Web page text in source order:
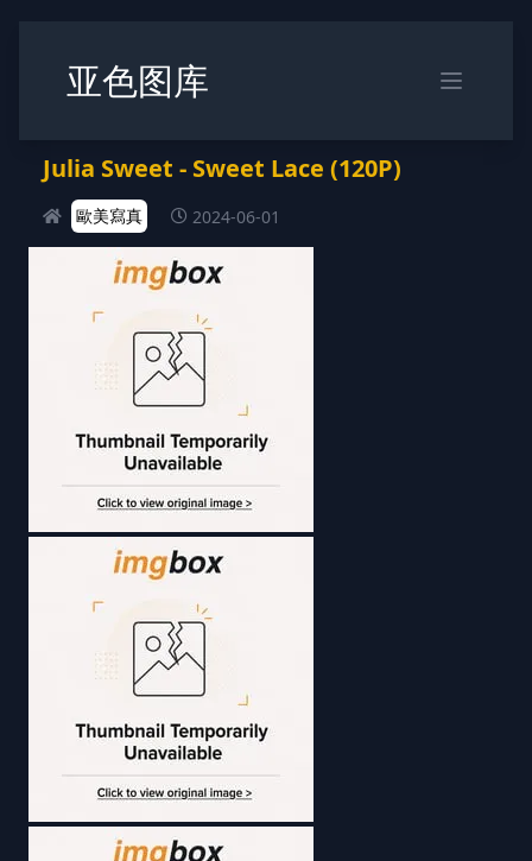
亚色图库
Julia Sweet - Sweet Lace (120P)
歐美寫真 2024-06-01